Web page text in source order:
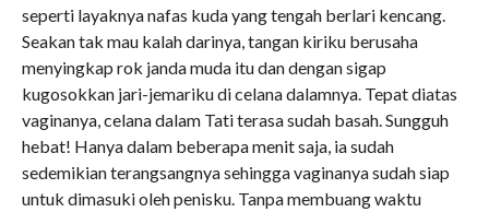
seperti layaknya nafas kuda yang tengah berlari kencang.
Seakan tak mau kalah darinya, tangan kiriku berusaha
menyingkap rok janda muda itu dan dengan sigap
kugosokkan jari-jemariku di celana dalamnya. Tepat diatas
vaginanya, celana dalam Tati terasa sudah basah. Sungguh
hebat! Hanya dalam beberapa menit saja, ia sudah
sedemikian terangsangnya sehingga vaginanya sudah siap
untuk dimasuki oleh penisku. Tanpa membuang waktu